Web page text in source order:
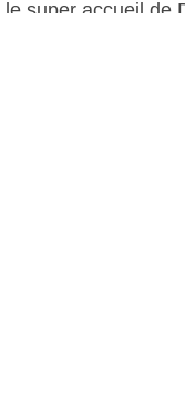
le super accueil de